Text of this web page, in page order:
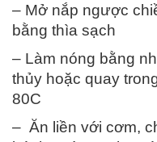
– Mở nắp ngược
bằng thìa sạch
– Làm nóng bằng
thủy hoặc quay
80C
– Ăn liền với cơm,